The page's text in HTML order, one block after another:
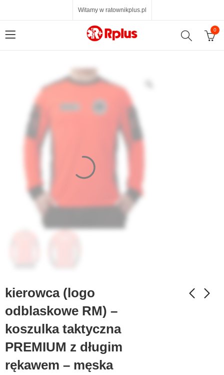
Witamy w ratownikplus.pl
0
kierowca (logo
odblaskowe RM) –
koszulka taktyczna
PREMIUM z długim
rękawem – męska